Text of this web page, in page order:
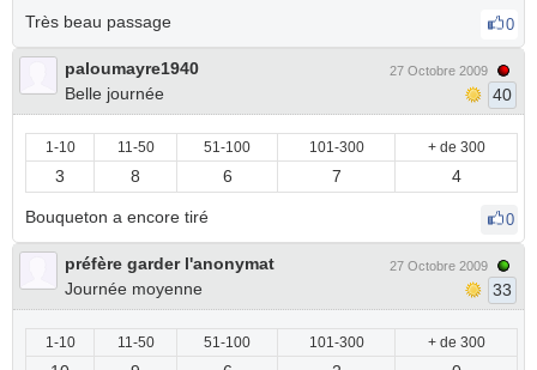
Très beau passage 0
paloumayre1940
Belle journée
27 Octobre 2009
40
1-10 11-50 51-100 101-300 + de 300
3 8 6 7 4
Bouqueton a encore tiré 0
préfère garder l'anonymat
Journée moyenne
27 Octobre 2009
33
1-10 11-50 51-100 101-300 + de 300